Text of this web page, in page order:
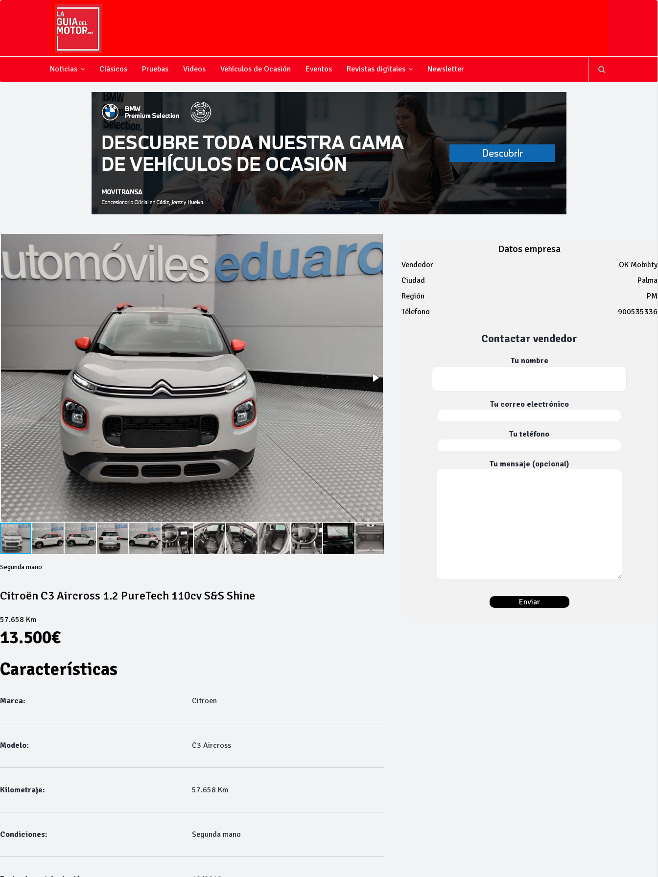
Noticias Clásicos Pruebas Videos Vehículos de Ocasión Eventos Revistas digitales Newsletter
Segunda mano
Citroën C3 Aircross 1.2 PureTech 110cv S&S Shine
57.658 Km
13.500€
Características
Marca: Citroen
Modelo: C3 Aircross
Kilometraje: 57.658 Km
Condiciones: Segunda mano
Datos empresa
Vendedor
OK Mobility
Ciudad
Palma
Región
PM
Télefono
900535336
Contactar vendedor
Tu nombre
Tu correo electrónico
Tu teléfono
Tu mensaje (opcional)